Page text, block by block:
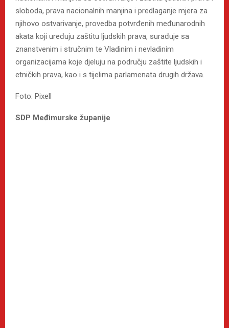
sloboda, prava nacionalnih manjina i predlaganje mjera za
njihovo ostvarivanje, provedba potvrđenih međunarodnih
akata koji uređuju zaštitu ljudskih prava, surađuje sa
znanstvenim i stručnim te Vladinim i nevladinim
organizacijama koje djeluju na području zaštite ljudskih i
etničkih prava, kao i s tijelima parlamenata drugih država.
Foto: Pixell
SDP Međimurske županije